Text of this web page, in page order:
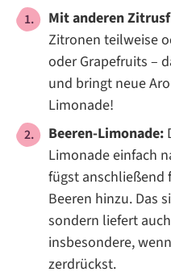
Mit anderen
Zitronen teilweise
oder Grapefruits –
und bringt neue
Limonade!
Beeren-Limonade:
Limonade einfach
fügst anschließend
Beeren hinzu. Das
sondern liefert
insbesondere,
zerdrückst.